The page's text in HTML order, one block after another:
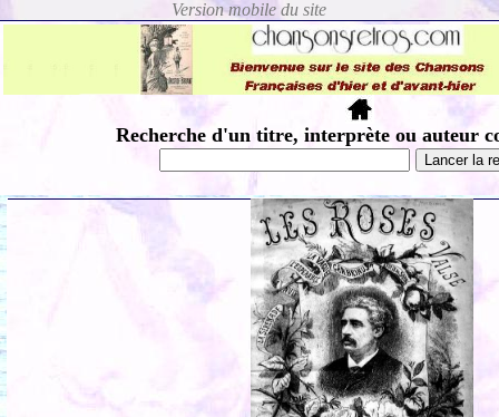
Recherche d'un titre, interprète ou auteur